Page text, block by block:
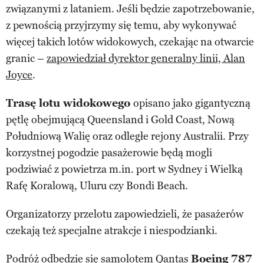
związanymi z lataniem. Jeśli będzie zapotrzebowanie,
z pewnością przyjrzymy się temu, aby wykonywać
więcej takich lotów widokowych, czekając na otwarcie
granic – zapowiedział dyrektor generalny linii, Alan
Joyce.
Trasę lotu widokowego opisano jako gigantyczną
pętlę obejmującą Queensland i Gold Coast, Nową
Południową Walię oraz odległe rejony Australii. Przy
korzystnej pogodzie pasażerowie będą mogli
podziwiać z powietrza m.in. port w Sydney i Wielką
Rafę Koralową, Uluru czy Bondi Beach.
Organizatorzy przelotu zapowiedzieli, że pasażerów
czekają też specjalne atrakcje i niespodzianki.
Podróż odbędzie się samolotem Qantas Boeing 787